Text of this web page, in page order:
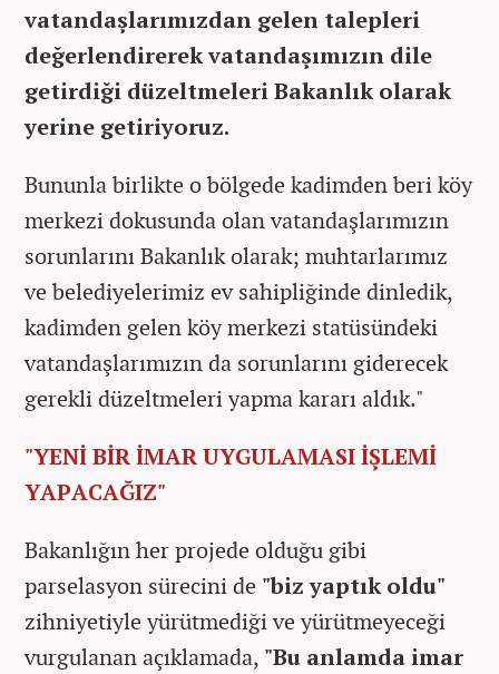
vatandaşlarımızdan gelen talepleri
değerlendirerek vatandaşımızın dile
getirdiği düzeltmeleri Bakanlık olarak
yerine getiriyoruz.
Bununla birlikte o bölgede kadimden beri köy
merkezi dokusunda olan vatandaşlarımızın
sorunlarını Bakanlık olarak; muhtarlarımız
ve belediyelerimiz ev sahipliğinde dinledik,
kadimden gelen köy merkezi statüsündeki
vatandaşlarımızın da sorunlarını giderecek
gerekli düzeltmeleri yapma kararı aldık."
"YENİ BİR İMAR UYGULAMASI İŞLEMİ
YAPACAĞIZ"
Bakanlığın her projede olduğu gibi
parselasyon sürecini de "biz yaptık oldu"
zihniyetiyle yürütmediği ve yürütmeyeceği
vurgulanan açıklamada, "Bu anlamda imar